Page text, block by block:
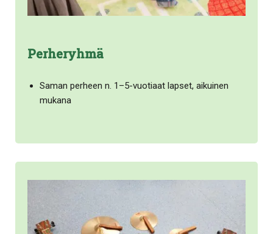
Perheryhmä
Saman perheen n. 1–5-vuotiaat lapset, aikuinen
mukana